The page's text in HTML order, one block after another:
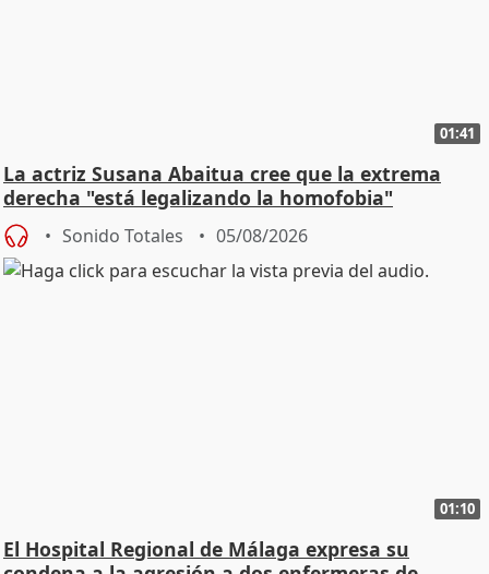
01:41
La actriz Susana Abaitua cree que la extrema
derecha "está legalizando la homofobia"
Sonido Totales 05/08/2026
01:10
El Hospital Regional de Málaga expresa su